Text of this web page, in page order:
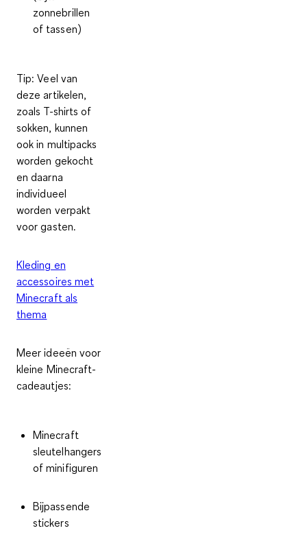
zonnebrillen
of tassen)
Tip: Veel van
deze artikelen,
zoals T-shirts of
sokken, kunnen
ook in multipacks
worden gekocht
en daarna
individueel
worden verpakt
voor gasten.
Kleding en
accessoires met
Minecraft als
thema
Meer ideeën voor
kleine Minecraft-
cadeautjes:
Minecraft
sleutelhangers
of minifiguren
Bijpassende
stickers